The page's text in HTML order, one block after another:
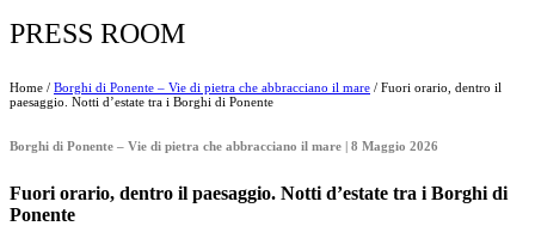
PRESS ROOM
Home / Borghi di Ponente – Vie di pietra che abbracciano il mare / Fuori orario, dentro il
paesaggio. Notti d’estate tra i Borghi di Ponente
Borghi di Ponente – Vie di pietra che abbracciano il mare | 8 Maggio 2026
Fuori orario, dentro il paesaggio. Notti d’estate tra i Borghi di
Ponente